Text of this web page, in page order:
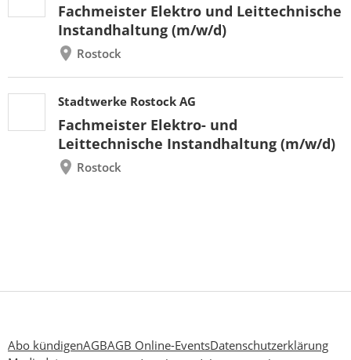
Fachmeister Elektro und Leittechnische
Instandhaltung (m/w/d)
Rostock
Stadtwerke Rostock AG
Fachmeister Elektro- und
Leittechnische Instandhaltung (m/w/d)
Rostock
Abo kündigenAGBAGB Online-EventsDatenschutzerklärung